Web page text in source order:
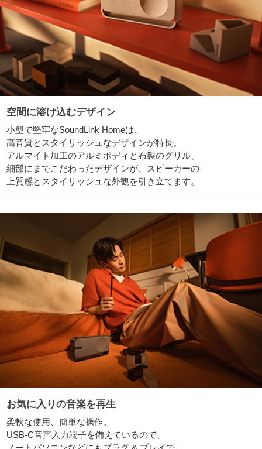
空間に溶け込むデザイン
小型で堅牢なSoundLink Homeは、
高音質とスタイリッシュなデザインが特長。
アルマイト加工のアルミボディと布製のグリル、
細部にまでこだわったデザインが、スピーカーの
上質感とスタイリッシュな外観を引き立てます。
お気に入りの音楽を再生
柔軟な使用、簡単な操作。
USB-C音声入力端子を備えているので、